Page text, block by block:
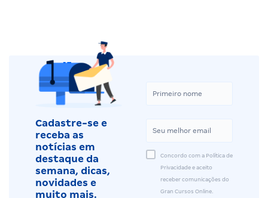
Cadastre-se e
receba as
notícias em
destaque da
semana, dicas,
novidades e
muito mais.
Concordo com a Política de
Privacidade e aceito
receber comunicações do
Gran Cursos Online.